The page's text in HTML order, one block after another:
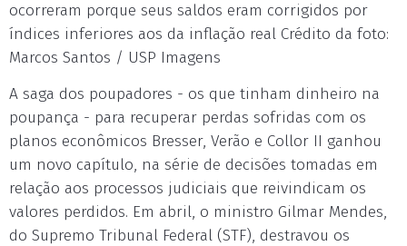
ocorreram porque seus saldos eram corrigidos por
índices inferiores aos da inflação real Crédito da foto:
Marcos Santos / USP Imagens
A saga dos poupadores - os que tinham dinheiro na
poupança - para recuperar perdas sofridas com os
planos econômicos Bresser, Verão e Collor II ganhou
um novo capítulo, na série de decisões tomadas em
relação aos processos judiciais que reivindicam os
valores perdidos. Em abril, o ministro Gilmar Mendes,
do Supremo Tribunal Federal (STF), destravou os